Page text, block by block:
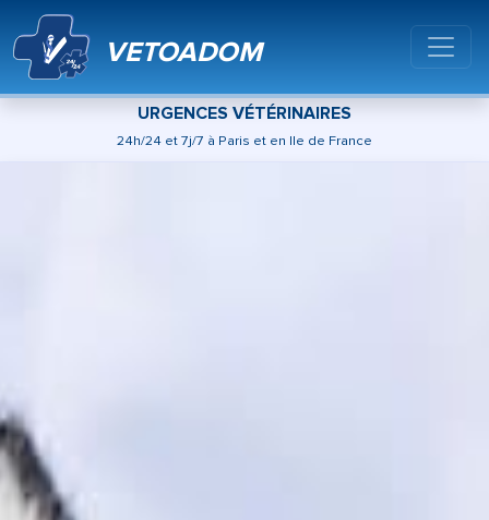
VETOADOM
URGENCES VÉTÉRINAIRES
24h/24 et 7j/7 à Paris et en Ile de France